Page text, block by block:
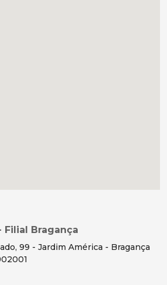
Filial Bragança
99 - Jardim América - Bragança